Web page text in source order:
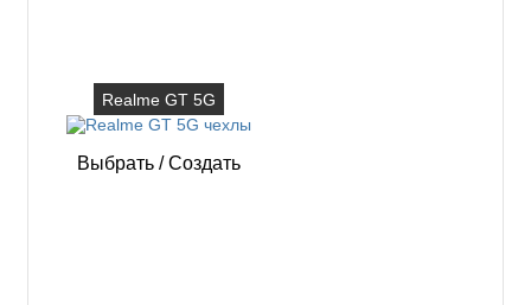
Realme GT 5G
Выбрать /Создать